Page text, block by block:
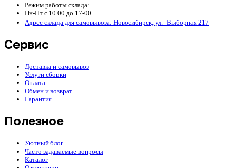
Режим работы склада:
Пн-Пт с 10.00 до 17-00
Адрес склада для самовывоза: Новосибирск, ул. Выборная 217
Сервис
Доставка и самовывоз
Услуги сборки
Оплата
Обмен и возврат
Гарантия
Полезное
Уютный блог
Часто задаваемые вопросы
Каталог